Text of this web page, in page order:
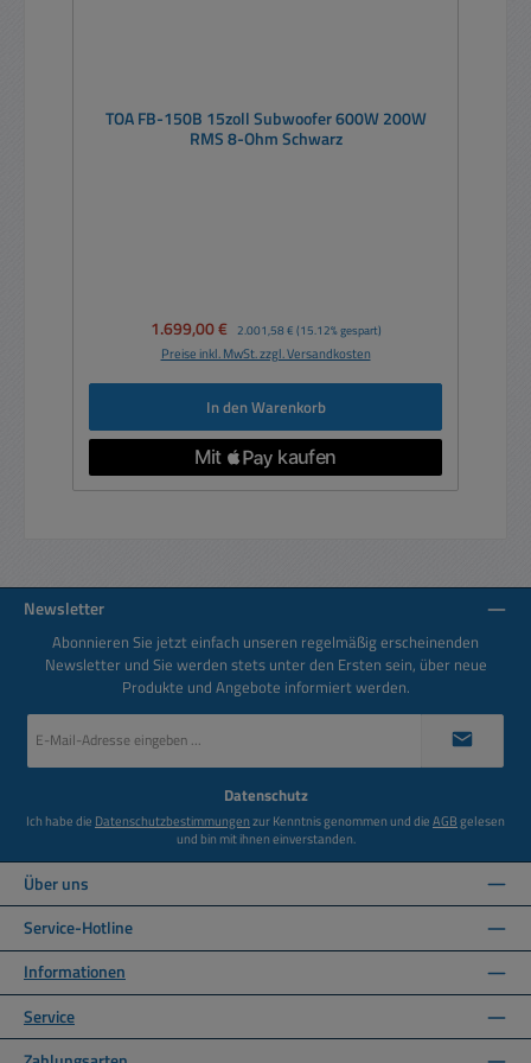
TOA FB-150B 15zoll Subwoofer 600W 200W
RMS 8-Ohm Schwarz
Verkaufspreis:
1.699,00 € Regulärer Preis:
2.001,58 € (15.12% gespart)
Preise inkl. MwSt. zzgl. Versandkosten
In den Warenkorb
Newsletter
Abonnieren Sie jetzt einfach unseren regelmäßig erscheinenden
Newsletter und Sie werden stets unter den Ersten sein, über neue
Produkte und Angebote informiert werden.
Mail-
Datenschutz
Ich habe die Datenschutzbestimmungenzur Kenntnis genommen und dieAGBgelesen
und bin mit ihnen einverstanden.
Über uns
Service-Hotline
Informationen
Service